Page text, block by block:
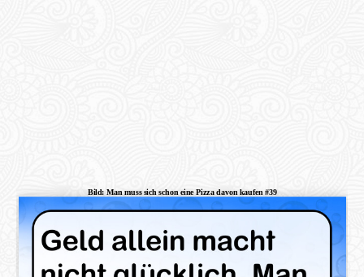
Bild: Man muss sich schon eine Pizza davon kaufen #39